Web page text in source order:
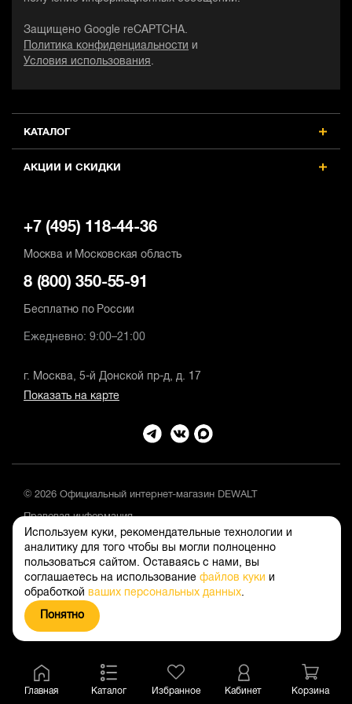
Используем куки, рекомендательные технологии и
аналитику для того чтобы вы могли полноценно
пользоваться сайтом. Оставаясь с нами, вы
соглашаетесь на использование файлов куки и
обработкой ваших персональных данных.
Понятно
SDS-Plus
Режим работы
долбление, сверление,
сверление с ударом
об/мин
1165
мм
SDS-Plus
Режим работы
долбление, сверление,
об/мин
КАТАЛОГ
АКЦИИ И СКИДКИ
Защищено Google reCAPTCHA.
Политика конфиденциальности и
Условия использования.
+7 (495) 118-44-36
Москва и Московская область
8 (800) 350-55-91
Бесплатно по России
Ежедневно: 9:00–21:00
г. Москва, 5-й Донской пр-д, д. 17
Показать на карте
© 2026 Официальный интернет-магазин DEWALT
Правовая информация
Положение об обработке и защите персональных данных
Главная Каталог Избранное Кабинет Корзина